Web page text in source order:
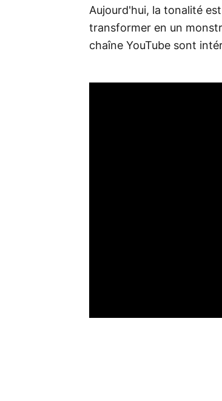
Aujourd'hui, la tonalité
transformer en un
chaîne YouTube sont